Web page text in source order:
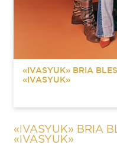
«IVASYUK» BRIA
«IVASYUK»
«IVASYUK» BRIA
«IVASYUK»